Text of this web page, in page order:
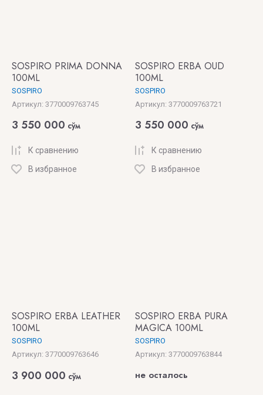
SOSPIRO PRIMA DONNA
100ML
SOSPIRO
Артикул: 3770009763745
3 550 000 сўм
К сравнению
В избранное
SOSPIRO ERBA OUD
100ML
SOSPIRO
Артикул: 3770009763721
3 550 000 сўм
К сравнению
В избранное
SOSPIRO ERBA LEATHER
100ML
SOSPIRO
Артикул: 3770009763646
3 900 000 сўм
SOSPIRO ERBA PURA
MAGICA 100ML
SOSPIRO
Артикул: 3770009763844
не осталось